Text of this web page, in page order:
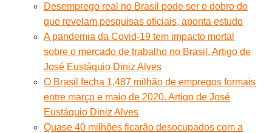
Desemprego real no Brasil pode ser o dobro do
que revelam pesquisas oficiais, aponta estudo
A pandemia da Covid-19 tem impacto mortal
sobre o mercado de trabalho no Brasil. Artigo de
José Eustáquio Diniz Alves
O Brasil fecha 1,487 milhão de empregos formais
entre março e maio de 2020. Artigo de José
Eustáquio Diniz Alves
Quase 40 milhões ficarão desocupados com a